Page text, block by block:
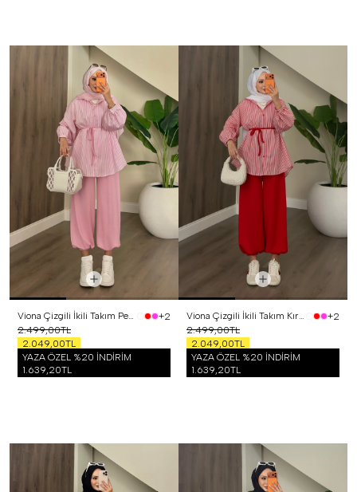
Viona Çizgili İkili Takım Pembe
+2
2.499,00TL
2.049,00TL
YAZA ÖZEL %20 İNDİRİM
1.639,20TL
Viona Çizgili İkili Takım Kırmızı
+2
2.499,00TL
2.049,00TL
YAZA ÖZEL %20 İNDİRİM
1.639,20TL